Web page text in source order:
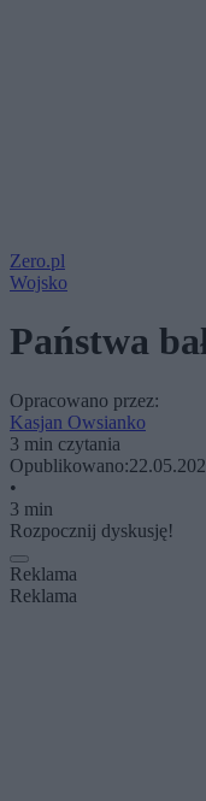
Zero.pl
Wojsko
Państwa
Opracowano przez:
Kasjan Owsianko
3 min czytania
Opublikowano:
•
3 min
Rozpocznij dyskusję!
Reklama
Reklama